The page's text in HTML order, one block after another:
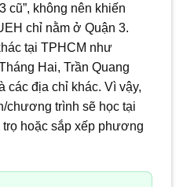
cũ”, không nên khiến
chỉ nằm ở Quận 3.
tại TPHCM như
Hai, Trần Quang
các địa chỉ khác. Vì vậy,
chương trình sẽ học tại
hoặc sắp xếp phương